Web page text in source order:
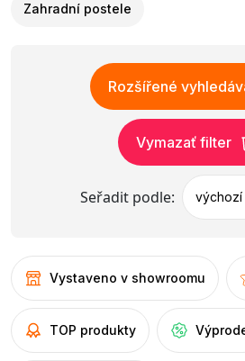
Zahradní postele
Rozšířené
Vymazať filter
Seřadit podle: výchozí
Vystaveno v showroomu
TOP produkty